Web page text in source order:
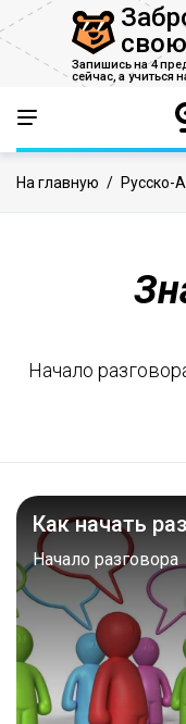
Запишись на 4
сейчас, а учиться
На главную / Русско-
Начало
Как начать
Начало разговора